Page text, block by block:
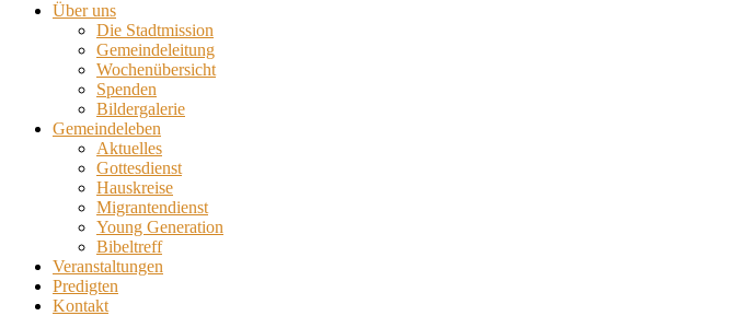
Über uns
Die Stadtmission
Gemeindeleitung
Wochenübersicht
Spenden
Bildergalerie
Gemeindeleben
Aktuelles
Gottesdienst
Hauskreise
Migrantendienst
Young Generation
Bibeltreff
Veranstaltungen
Predigten
Kontakt